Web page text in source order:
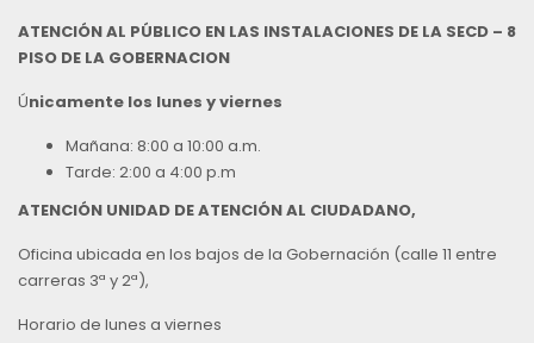
ATENCIÓN AL PÚBLICO EN LAS INSTALACIONES DE LA SECD – 8
PISO DE LA GOBERNACION
Únicamente los lunes y viernes
Mañana: 8:00 a 10:00 a.m.
Tarde: 2:00 a 4:00 p.m
ATENCIÓN UNIDAD DE ATENCIÓN AL CIUDADANO,
Oficina ubicada en los bajos de la Gobernación (calle 11 entre
carreras 3ª y 2ª),
Horario de lunes a viernes